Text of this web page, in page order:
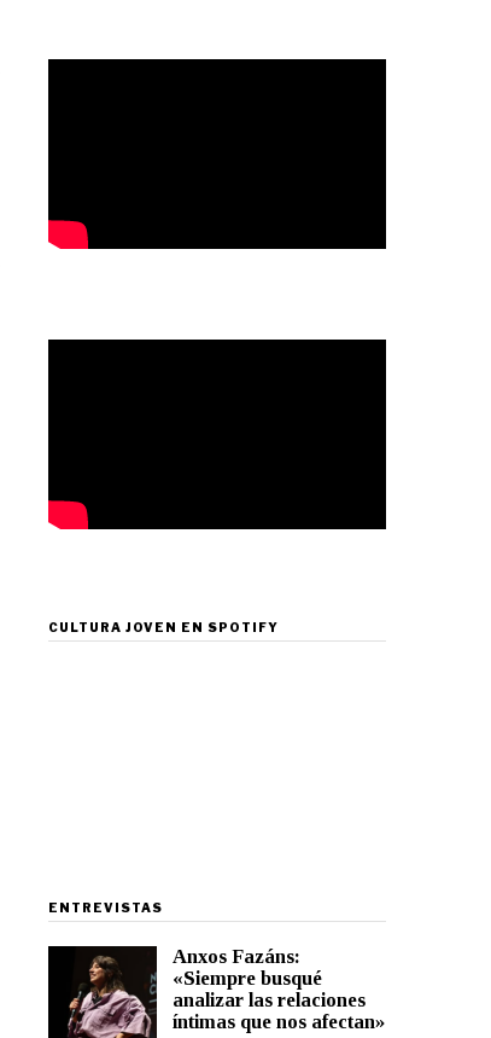
CULTURA JOVEN EN SPOTIFY
ENTREVISTAS
Anxos Fazáns:
«Siempre busqué
analizar las relaciones
íntimas que nos afectan»